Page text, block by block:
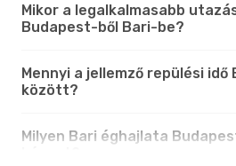
Mikor a legalkalmasabb
Budapest-ből Bari-be?
Mennyi a jellemző repülési
között?
Milyen Bari éghajlata